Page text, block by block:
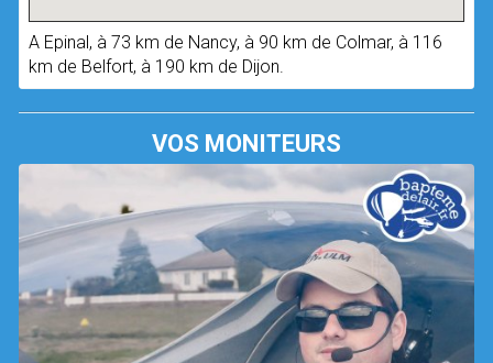
A Epinal, à 73 km de Nancy, à 90 km de Colmar, à 116
km de Belfort, à 190 km de Dijon.
VOS MONITEURS